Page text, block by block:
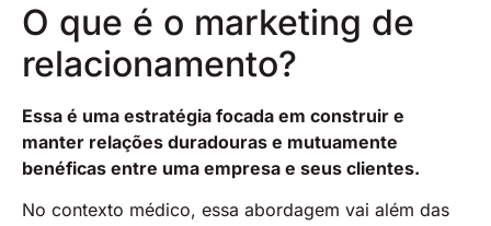
O que é o marketing de
relacionamento?
Essa é uma estratégia focada em construir e
manter relações duradouras e mutuamente
benéficas entre uma empresa e seus clientes.
No contexto médico, essa abordagem vai além das